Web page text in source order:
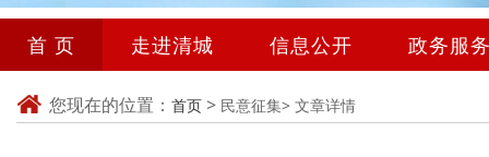
首 页 走进清城 信息公开 政务服
您现在的位置： 首页 > 民意征集> 文章详情